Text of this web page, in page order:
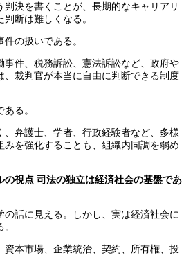
決を書くことが、長期的なキャリアリ
断は難しくなる。
の扱いである。
事件、税務訴訟、憲法訴訟など、政府や
、裁判官が本当に自由に判断できる制度
る。
、弁護士、学者、行政経験者など、多様
みを強化することも、組織内同調を弱め
の視点 司法の独立は経済社会の基盤であ
の話に見える。しかし、実は経済社会に
資本市場、企業統治、契約、所有権、投